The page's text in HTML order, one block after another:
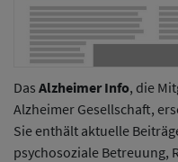
Das Alzheimer Info, die
Alzheimer Gesellschaft,
Sie enthält aktuelle
psychosoziale Betreuung,